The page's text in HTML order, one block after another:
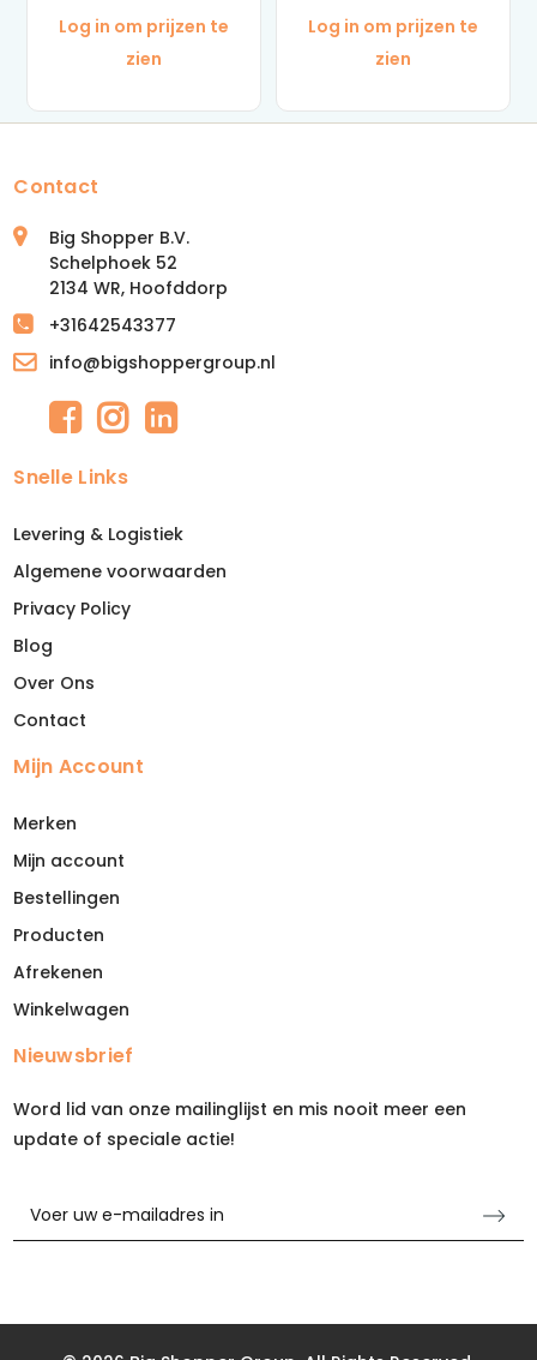
Log in om prijzen te
zien
Log in om prijzen te
zien
Contact
Big Shopper B.V.
Schelphoek 52
2134 WR, Hoofddorp
+31642543377
info@bigshoppergroup.nl
Snelle Links
Levering & Logistiek
Algemene voorwaarden
Privacy Policy
Blog
Over Ons
Contact
Mijn Account
Merken
Mijn account
Bestellingen
Producten
Afrekenen
Winkelwagen
Nieuwsbrief
Word lid van onze mailinglijst en mis nooit meer een
update of speciale actie!